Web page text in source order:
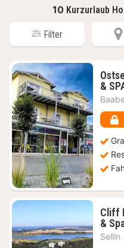
10 Kurzurlaub
Filter
&
Cliff
&
Sellin ·